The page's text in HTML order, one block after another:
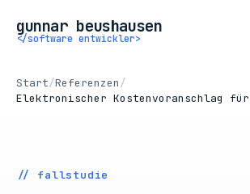
gunnar beushausen
</software entwickler>
Start/Referenzen/
Elektronischer Kostenvoranschlag für
// fallstudie